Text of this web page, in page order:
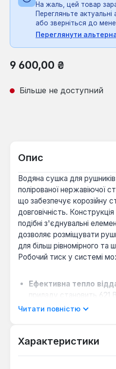
На жаль, цей товар
Перегляньте актуальні
або зверніться до
Переглянути
Звичайна ціна:
9 600,00 ₴
Більше не доступний
Опис
Водяна сушка для
полірованої нержавіючої
що забезпечує корозійну
довговічність.
подібні з'єднувальні
дозволяє розміщувати
для більш рівномірного та
Робочий тиск у системі
Ефективна тепло
приладу становить 621
достатнє прогрівання
методом TIG з
Читати повністю
Характеристики